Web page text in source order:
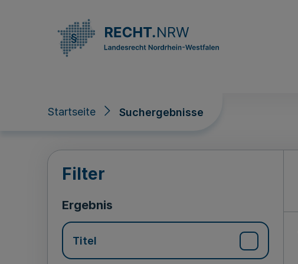
Startseite Suchergebnisse
Suchergebnisse
Filter
Ergebnis
Titel